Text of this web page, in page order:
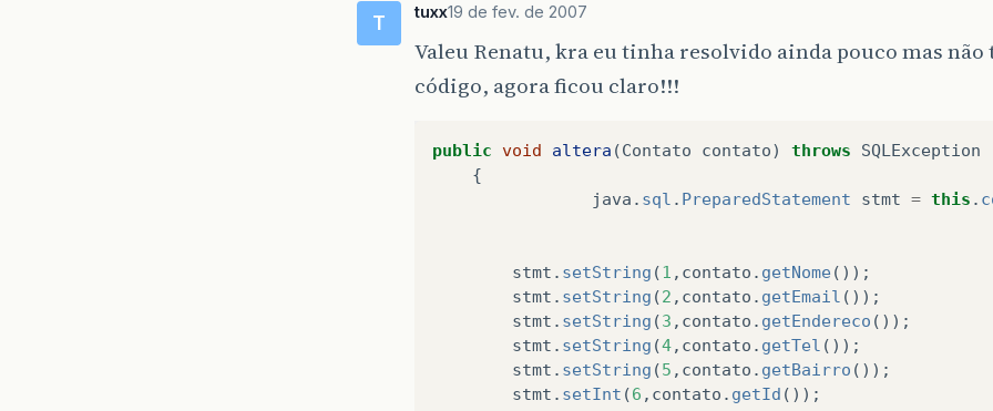
T tuxx19 de fev. de 2007
Valeu Renatu, kra eu tinha resolvido ainda pouco mas
código, agora ficou claro!!!
public void altera (Contato contato) throws
SQLException
{
java . sql . PreparedStatement stmt = this .
stmt . setString (1 , contato . getNome());
stmt . setString (2 , contato . getEmail ());
stmt . setString (3 , contato . getEndereco ());
stmt . setString (4, contato . getTel ());
stmt . setString (5 , contato . getBairro ());
stmt . setInt (6 , contato . getId ());